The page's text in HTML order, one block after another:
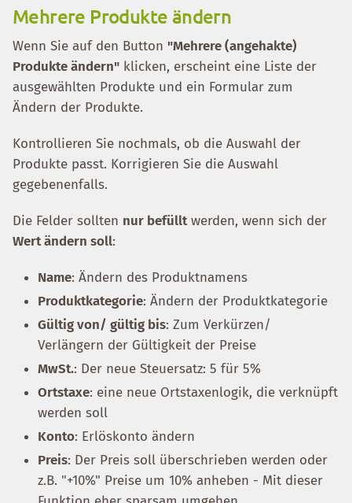
Mehrere Produkte ändern
Wenn Sie auf den Button "Mehrere (angehakte)
Produkte ändern" klicken, erscheint eine Liste der
ausgewählten Produkte und ein Formular zum
Ändern der Produkte.
Kontrollieren Sie nochmals, ob die Auswahl der
Produkte passt. Korrigieren Sie die Auswahl
gegebenenfalls.
Die Felder sollten nur befülltwerden, wenn sich der
Wert ändern soll:
Name: Ändern des Produktnamens
Produktkategorie: Ändern der Produktkategorie
Gültig von/ gültig bis: Zum Verkürzen/
Verlängern der Gültigkeit der Preise
MwSt.: Der neue Steuersatz: 5 für 5%
Ortstaxe: eine neue Ortstaxenlogik, die verknüpft
werden soll
Konto: Erlöskonto ändern
Preis: Der Preis soll überschrieben werden oder
z.B. "+10%" Preise um 10% anheben - Mit dieser